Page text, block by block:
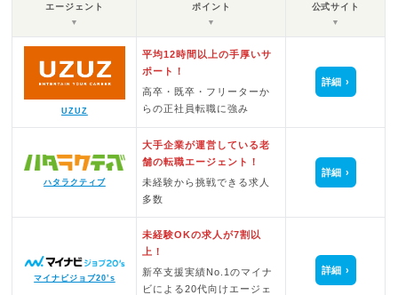
エージェント
▼
ポイント
▼
公式サイト
▼
UZUZ
平均12時間以上の手厚いサ
ポート！
高卒・既卒・フリーターか
らの正社員転職に強み
詳細
ハタラクティブ
大手企業が運営している老
舗の転職エージェント！
未経験から挑戦できる求人
多数
詳細
マイナビジョブ20’s
未経験OKの求人が7割以
上！
新卒支援実績No.1のマイナ
ビによる20代向けエージェ
詳細